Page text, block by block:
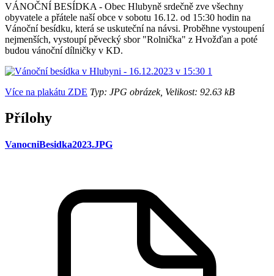
VÁNOČNÍ BESÍDKA - Obec Hlubyně srdečně zve všechny
obyvatele a přátele naší obce v sobotu 16.12. od 15:30 hodin na
Vánoční besídku, která se uskuteční na návsi. Proběhne vystoupení
nejmenších, vystoupí pěvecký sbor "Rolnička" z Hvožďan a poté
budou vánoční dílničky v KD.
Více na plakátu ZDE Typ: JPG obrázek, Velikost: 92.63 kB
Přílohy
VanocniBesidka2023.JPG